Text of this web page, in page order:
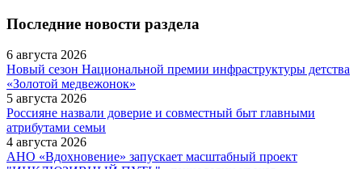
Последние новости раздела
6 августа 2026
Новый сезон Национальной премии инфраструктуры детства
«Золотой медвежонок»
5 августа 2026
Россияне назвали доверие и совместный быт главными
атрибутами семьи
4 августа 2026
АНО «Вдохновение» запускает масштабный проект